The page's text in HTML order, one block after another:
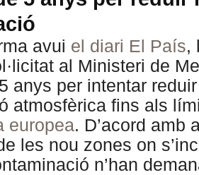
avui el diari El País,
al Ministeri de
anys per intentar
atmosfèrica fins als
europea. D’acord amb
les nou zones on
n’han